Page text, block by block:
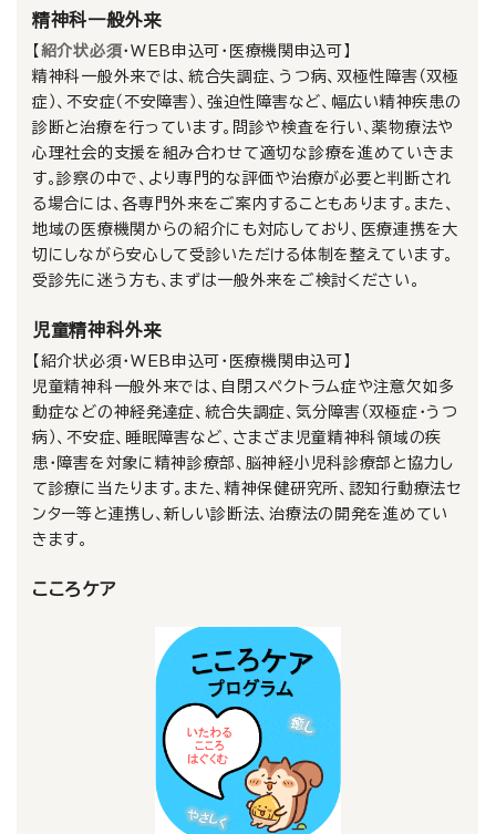
精神科一般外来
【 紹介状必須 ・WEB申込可・医療機関申込可】
精神科一般外来では、統合失調症、うつ病、双極性障害（双極
症）、不安症（不安障害）、強迫性障害など、幅広い精神疾患の
診断と治療を行っています。問診や検査を行い、薬物療法や
心理社会的支援を組み合わせて適切な診療を進めていきま
す。診察の中で、より専門的な評価や治療が必要と判断され
る場合には、各専門外来をご案内することもあります。また、
地域の医療機関からの紹介にも対応しており、医療連携を大
切にしながら安心して受診いただける体制を整えています。
受診先に迷う方も、まずは一般外来をご検討ください。
児童精神科外来
【紹介状必須・WEB申込可・医療機関申込可】
児童精神科一般外来では、自閉スペクトラム症や注意欠如多
動症などの神経発達症、統合失調症、気分障害（双極症・うつ
病）、不安症、睡眠障害など、さまざま児童精神科領域の疾
患・障害を対象に精神診療部、脳神経小児科診療部と協力し
て診療に当たります。また、精神保健研究所、認知行動療法セ
ンター等と連携し、新しい診断法、治療法の開発を進めてい
きます。
こころケア